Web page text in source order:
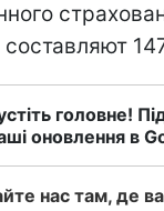
головне!
оновлення в
нас там, де